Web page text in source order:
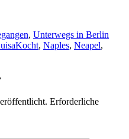
, Unterwegs in Berlin
, Naples, Neapel,
Erforderliche